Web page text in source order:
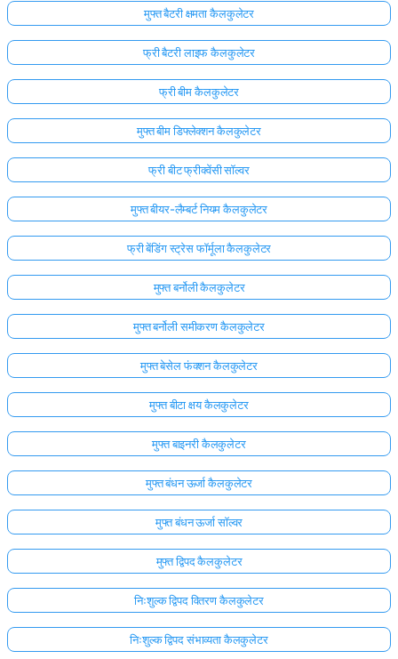
मुफ्त बैटरी क्षमता कैलकुलेटर
फ्री बैटरी लाइफ कैलकुलेटर
फ्री बीम कैलकुलेटर
मुफ्त बीम डिफ्लेक्शन कैलकुलेटर
फ्री बीट फ्रीक्वेंसी सॉल्वर
मुफ्त बीयर-लैम्बर्ट नियम कैलकुलेटर
फ्री बेंडिंग स्ट्रेस फॉर्मूला कैलकुलेटर
मुफ्त बर्नोली कैलकुलेटर
मुफ्त बर्नोली समीकरण कैलकुलेटर
मुफ्त बेसेल फंक्शन कैलकुलेटर
मुफ्त बीटा क्षय कैलकुलेटर
मुफ्त बाइनरी कैलकुलेटर
मुफ्त बंधन ऊर्जा कैलकुलेटर
मुफ्त बंधन ऊर्जा सॉल्वर
मुफ्त द्विपद कैलकुलेटर
निःशुल्क द्विपद वितरण कैलकुलेटर
निःशुल्क द्विपद संभाव्यता कैलकुलेटर